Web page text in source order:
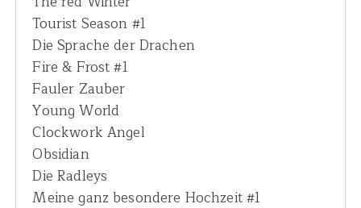
Tourist Season #1
Die Sprache der Drachen
Fire & Frost #1
Fauler Zauber
Young World
Clockwork Angel
Obsidian
Die Radleys
Meine ganz besondere Hochzeit #1